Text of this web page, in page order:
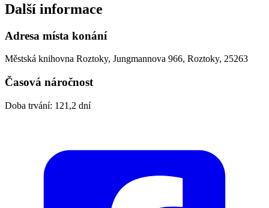
Další informace
Adresa místa konání
Městská knihovna Roztoky, Jungmannova 966, Roztoky, 25263
Časová náročnost
Doba trvání: 121,2 dní